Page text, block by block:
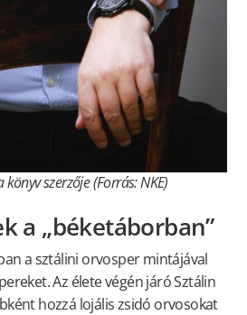
szerzője (Forrás: NKE)
a „béketáborban”
a sztálini orvosper mintájával
Az élete végén járó Sztálin
hozzá lojális zsidó orvosokat